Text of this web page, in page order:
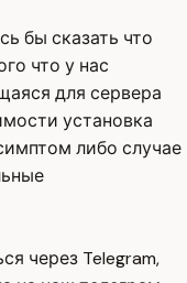
бы сказать что
что у нас
для сервера
установка
либо случае
через Telegram,